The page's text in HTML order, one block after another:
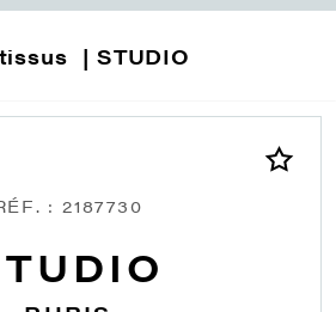
STUDIO
: 2187730